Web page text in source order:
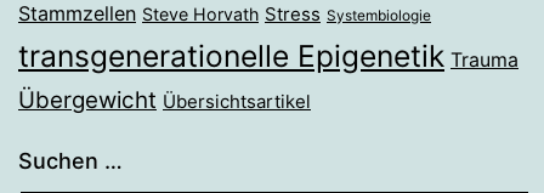
Stammzellen Steve Horvath Stress Systembiologie
transgenerationelle Epigenetik Trauma
Übergewicht Übersichtsartikel
Suchen …